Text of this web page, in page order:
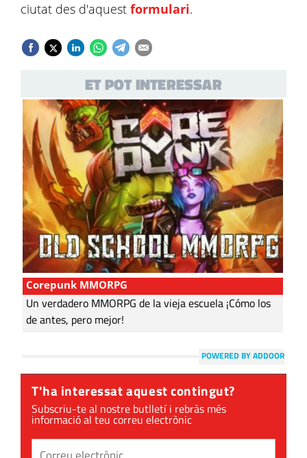
ciutat des d'aquest formulari.
ET POT INTERESSAR
Corepunk MMORPG
Un verdadero MMORPG de la vieja escuela ¡Cómo los
de antes, pero mejor!
POWERED BY ADDOOR
T'ha interessat aquest contingut?
Subscriu-te al nostre butlletí i rebràs més
informació al teu correu electrònic